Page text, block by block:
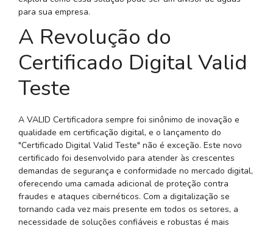
para sua empresa.
A Revolução do
Certificado Digital Valid
Teste
A VALID Certificadora sempre foi sinônimo de inovação e
qualidade em certificação digital, e o lançamento do
"Certificado Digital Valid Teste" não é exceção. Este novo
certificado foi desenvolvido para atender às crescentes
demandas de segurança e conformidade no mercado digital,
oferecendo uma camada adicional de proteção contra
fraudes e ataques cibernéticos. Com a digitalização se
tornando cada vez mais presente em todos os setores, a
necessidade de soluções confiáveis e robustas é mais